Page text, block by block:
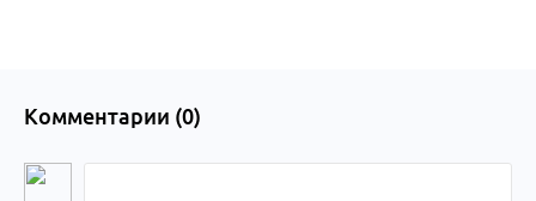
Комментарии (0)